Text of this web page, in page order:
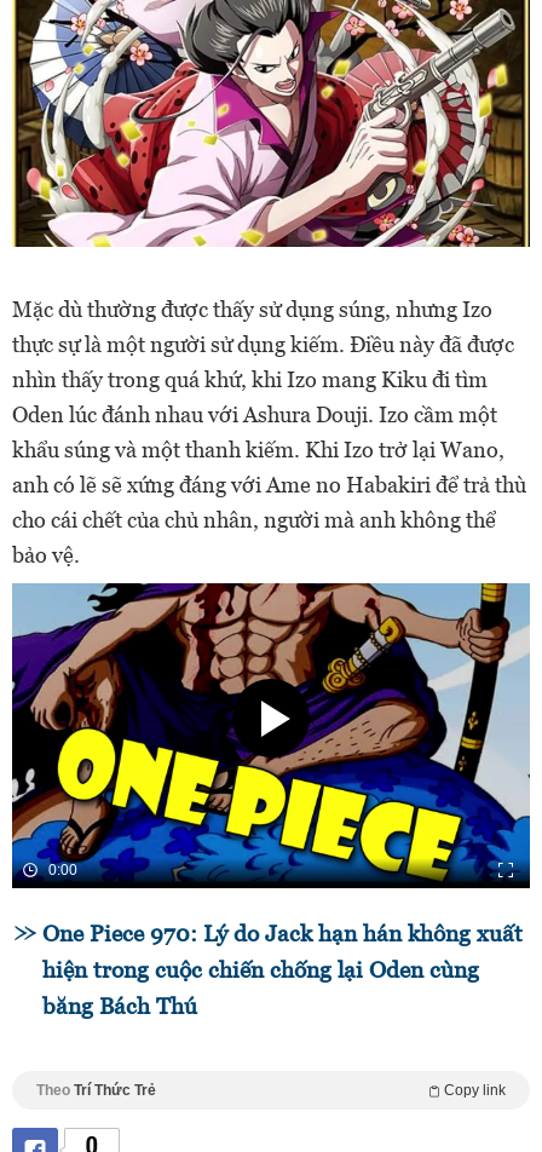
Mặc dù thường được thấy sử dụng súng, nhưng Izo
thực sự là một người sử dụng kiếm. Điều này đã được
nhìn thấy trong quá khứ, khi Izo mang Kiku đi tìm
Oden lúc đánh nhau với Ashura Douji. Izo cầm một
khẩu súng và một thanh kiếm. Khi Izo trở lại Wano,
anh có lẽ sẽ xứng đáng với Ame no Habakiri để trả thù
cho cái chết của chủ nhân, người mà anh không thể
bảo vệ.
0:00
One Piece 970: Lý do Jack hạn hán không xuất
hiện trong cuộc chiến chống lại Oden cùng
băng Bách Thú
Theo Trí Thức Trẻ Copy link
0